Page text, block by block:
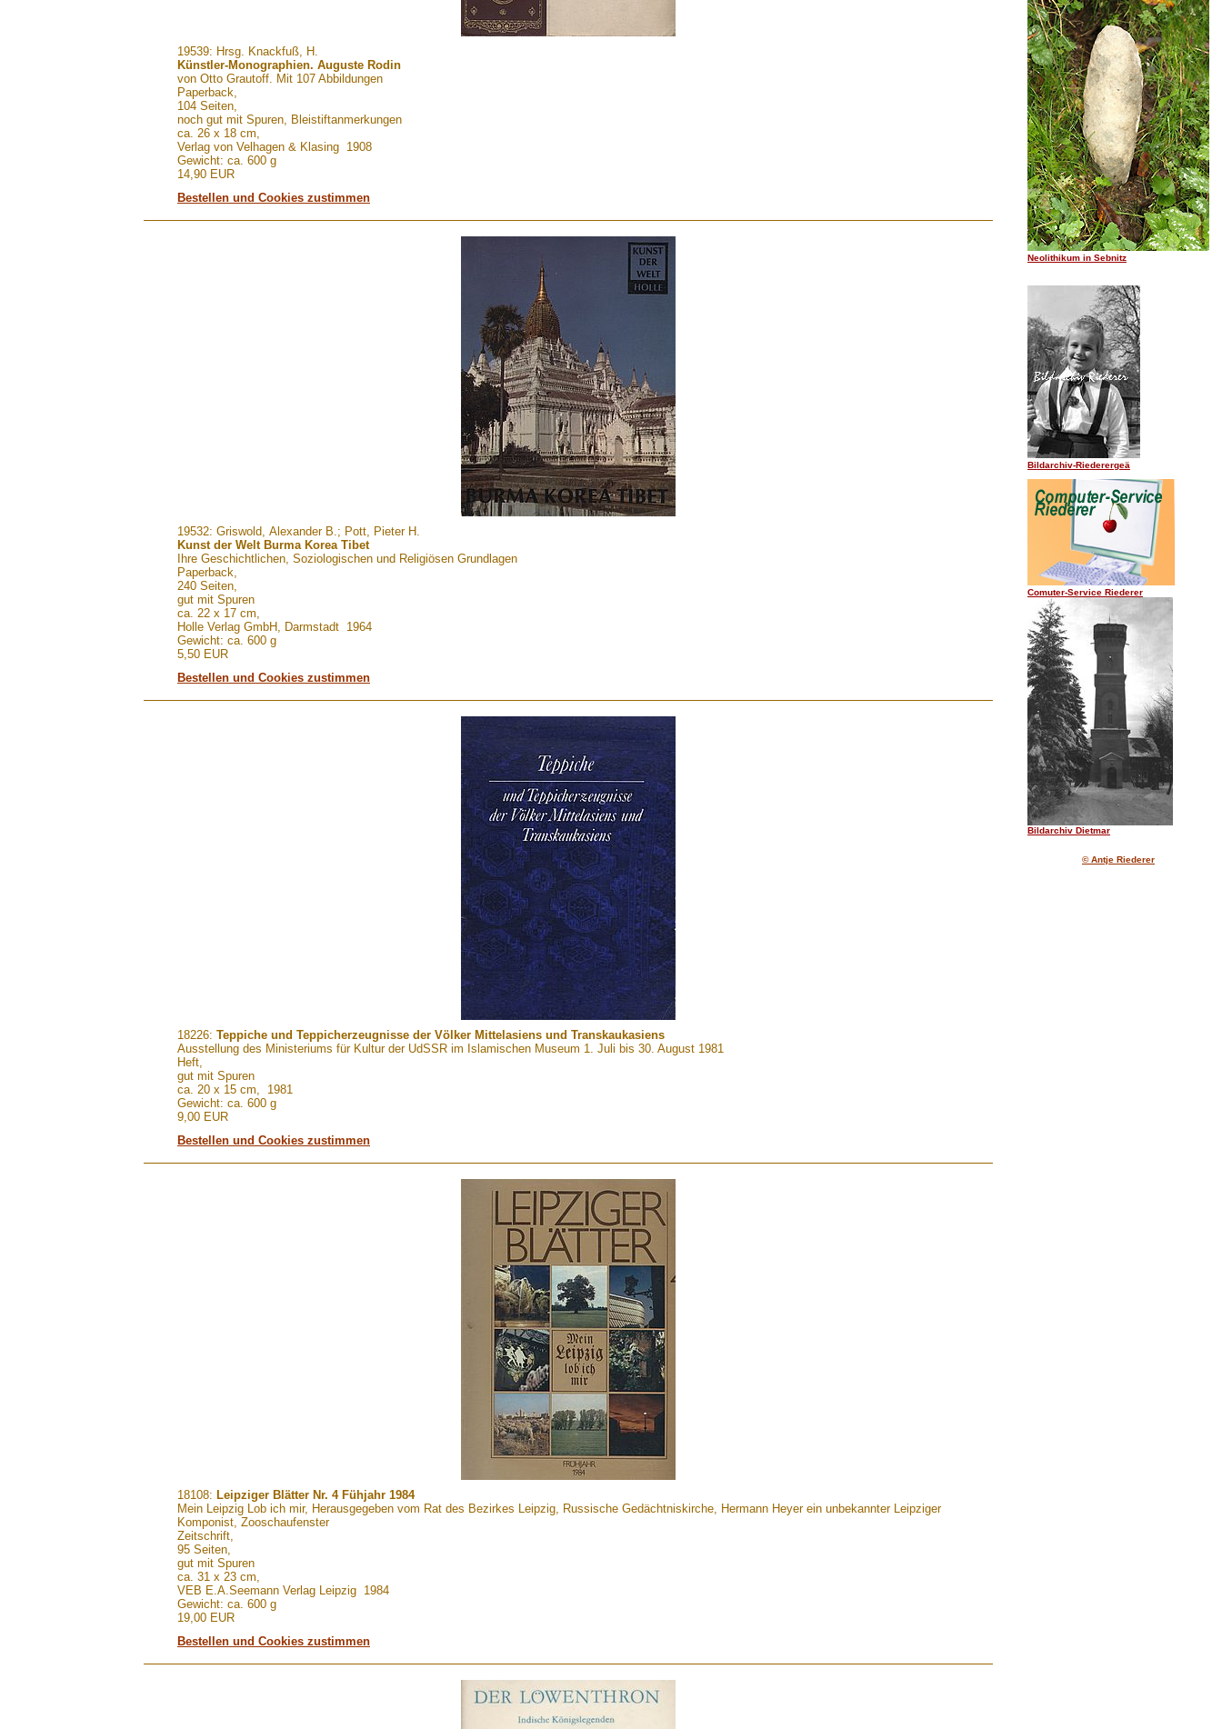
19539: Hrsg. Knackfuß, H.
Künstler-Monographien. Auguste Rodin
von Otto Grautoff. Mit 107 Abbildungen
Paperback,
104 Seiten,
noch gut mit Spuren, Bleistiftanmerkungen
ca. 26 x 18 cm,
Verlag von Velhagen & Klasing 1908
Gewicht: ca. 600 g
14,90 EUR
Bestellen und Cookies zustimmen
19532: Griswold, Alexander B.; Pott, Pieter H.
Kunst der Welt Burma Korea Tibet
Ihre Geschichtlichen, Soziologischen und Religiösen Grundlagen
Paperback,
240 Seiten,
gut mit Spuren
ca. 22 x 17 cm,
Holle Verlag GmbH, Darmstadt 1964
Gewicht: ca. 600 g
5,50 EUR
Bestellen und Cookies zustimmen
18226: Teppiche und Teppicherzeugnisse der Völker Mittelasiens und Transkaukasiens
Ausstellung des Ministeriums für Kultur der UdSSR im Islamischen Museum 1. Juli bis 30. August 1981
Heft,
gut mit Spuren
ca. 20 x 15 cm, 1981
Gewicht: ca. 600 g
9,00 EUR
Bestellen und Cookies zustimmen
18108: Leipziger Blätter Nr. 4 Fühjahr 1984
Mein Leipzig Lob ich mir, Herausgegeben vom Rat des Bezirkes Leipzig, Russische Gedächtniskirche, Hermann Heyer ein unbekannter Leipziger
Komponist, Zooschaufenster
Zeitschrift,
95 Seiten,
gut mit Spuren
ca. 31 x 23 cm,
VEB E.A.Seemann Verlag Leipzig 1984
Gewicht: ca. 600 g
19,00 EUR
Bestellen und Cookies zustimmen
Neolithikum in Sebnitz
Bildarchiv-Riederergeä
Comuter-Service Riederer
Bildarchiv Dietmar
© Antje Riederer